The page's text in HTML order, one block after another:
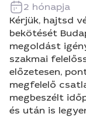
2 hónapja
Kérjük, hajtsd
bekötését
megoldást
szakmai
előzetesen,
megfelelő
megbeszélt
és után is